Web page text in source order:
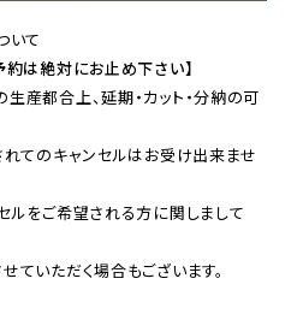
約は絶対にお止め下さい】
産都合上、延期・カット・分納の可
れてのキャンセルはお受け出来ませ
ルをご希望される方に関しまして
ていただく場合もございます。